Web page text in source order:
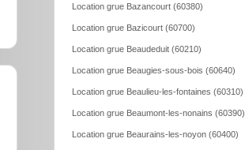
Location grue Bazancourt (60380)
Location grue Bazicourt (60700)
Location grue Beaudeduit (60210)
Location grue Beaugies-sous-bois (60640)
Location grue Beaulieu-les-fontaines (60310)
Location grue Beaumont-les-nonains (60390)
Location grue Beaurains-les-noyon (60400)